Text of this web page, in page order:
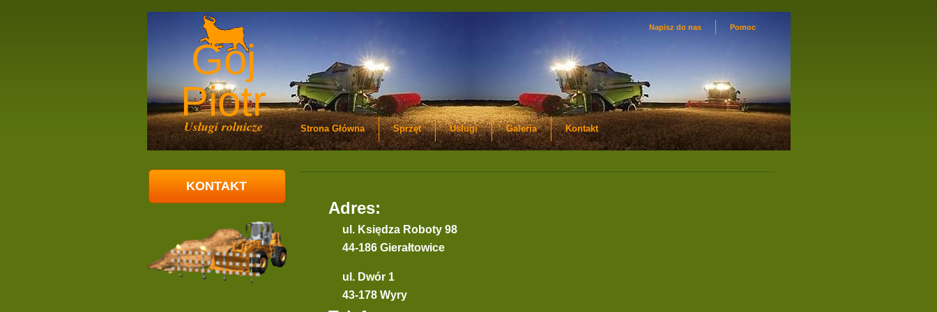
Goj
Piotr
Usługi rolnicze
Napisz do nas Pomoc
Strona Główna Sprzęt Usługi Galeria Kontakt
KONTAKT
Adres:
ul. Księdza Roboty 98
44-186 Gierałtowice
ul. Dwór 1
43-178 Wyry